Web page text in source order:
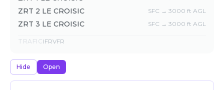
ZRT 2 LE CROISIC SFC → 3000 ft AGL
ZRT 3 LE CROISIC SFC → 3000 ft AGL
TRAFIC IFRVFR
Hide Open